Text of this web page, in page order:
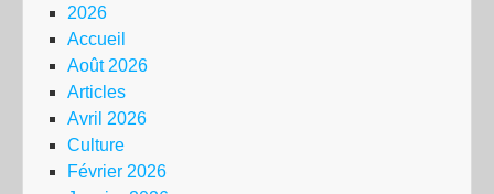
2026
Accueil
Août 2026
Articles
Avril 2026
Culture
Février 2026